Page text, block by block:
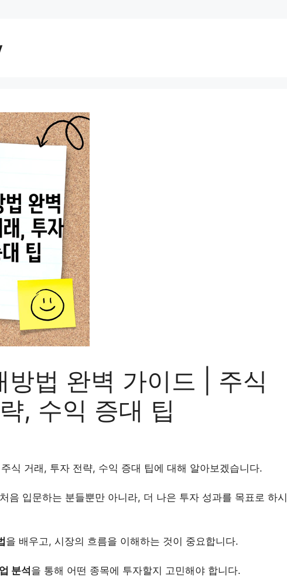
방법 완벽 가이드 | 주식
, 수익 증대 팁
주식 거래, 투자 전략, 수익 증대 팁에 대해 알아보겠습니다.
음 입문하는 분들뿐만 아니라, 더 나은 투자 성과를 목표로 하시
을 배우고, 시장의 흐름을 이해하는 것이 중요합니다.
분석 을 통해 어떤 종목에 투자할지 고민해야 합니다.